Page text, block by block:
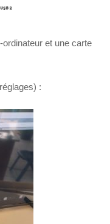
et une carte
: